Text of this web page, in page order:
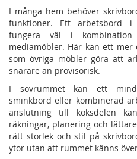
I många hem behöver
funktioner. Ett arbetsbord i
fungera väl i
mediamöbler. Här kan ett
som övriga möbler göra att
snarare än provisorisk.
I sovrummet kan ett
sminkbord eller kombinerad
anslutning till köksdelen
räkningar, planering och
rätt storlek och stil på
ytor utan att rummet känns